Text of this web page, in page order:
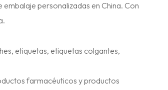
personalizadas en China. Con
etiquetas, etiquetas colgantes,
farmacéuticos y productos